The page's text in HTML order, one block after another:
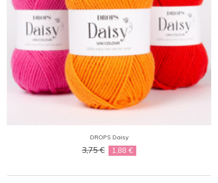
DROPS Daisy
3,75 € 1,88 €